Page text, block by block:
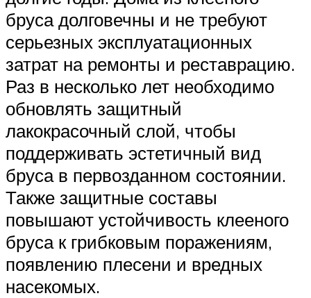
бруса долговечны и не требуют
серьезных эксплуатационных
затрат на ремонты и реставрацию.
Раз в несколько лет необходимо
обновлять защитный
лакокрасочный слой, чтобы
поддерживать эстетичный вид
бруса в первозданном состоянии.
Также защитные составы
повышают устойчивость клееного
бруса к грибковым поражениям,
появлению плесени и вредных
насекомых.